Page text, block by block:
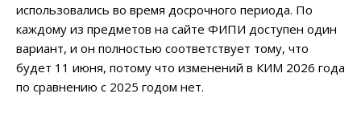
использовались во время досрочного периода. По
каждому из предметов на сайте ФИПИ доступен один
вариант, и он полностью соответствует тому, что
будет 11 июня, потому что изменений в КИМ 2026 года
по сравнению с 2025 годом нет.